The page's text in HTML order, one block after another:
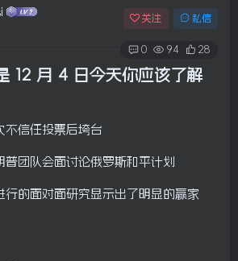
关注 私信
0 94 28
12 月 4 日今天你应该了解
不信任投票后垮台
普团队会面讨论俄罗斯和平计划
行的面对面研究显示出了明显的赢家